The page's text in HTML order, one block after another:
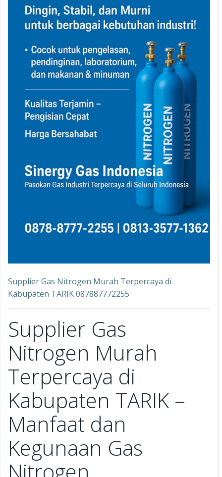
Supplier Gas Nitrogen Murah Terpercaya di
Kabupaten TARIK 087887772255
Supplier Gas
Nitrogen Murah
Terpercaya di
Kabupaten TARIK –
Manfaat dan
Kegunaan Gas
Nitrogen